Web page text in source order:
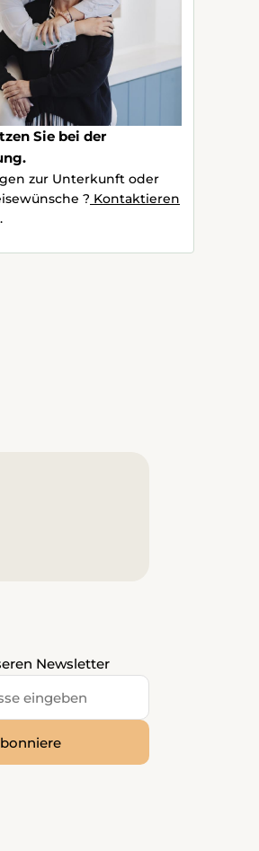
Sie bei der
zur Unterkunft oder
? Kontaktieren
.
Newsletter